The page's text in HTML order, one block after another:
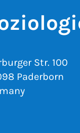
Str. 100
Paderborn